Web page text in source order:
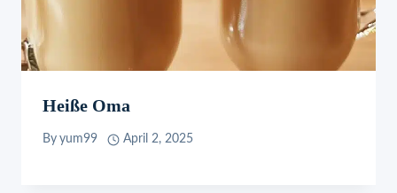
Heiße Oma
By yum99 April 2, 2025